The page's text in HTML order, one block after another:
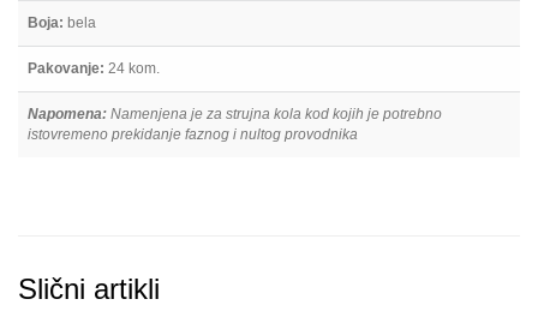
Boja: bela
Pakovanje: 24 kom.
Napomena: Namenjena je za strujna kola kod kojih je potrebno
istovremeno prekidanje faznog i nultog provodnika
Slični artikli